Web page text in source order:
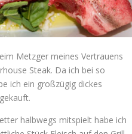
Metzger meines Vertrauens
Steak. Da ich bei so
ich ein großzügig dickes
halbwegs mitspielt habe ich